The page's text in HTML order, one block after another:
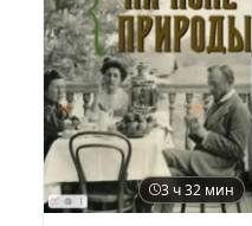
3 ч 32 мин